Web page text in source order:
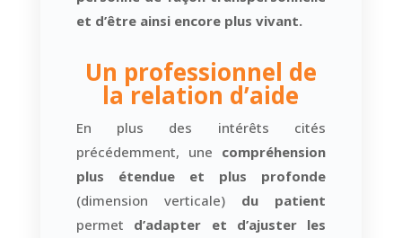
et d’être ainsi encore plus vivant.
Un professionnel de
la relation d’aide
En plus des intérêts cités
précédemment, une compréhension
plus étendue et plus profonde
(dimension verticale) du patient
permet d’adapter et d’ajuster les